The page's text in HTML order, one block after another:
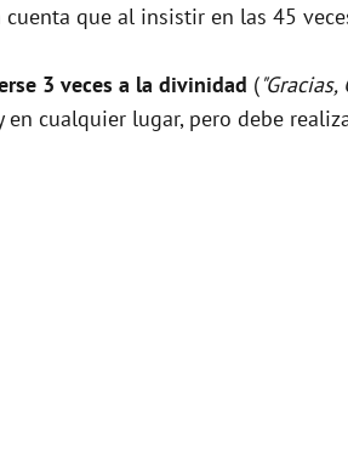
que al insistir en las 45
3 veces a la divinidad (
cualquier lugar, pero debe